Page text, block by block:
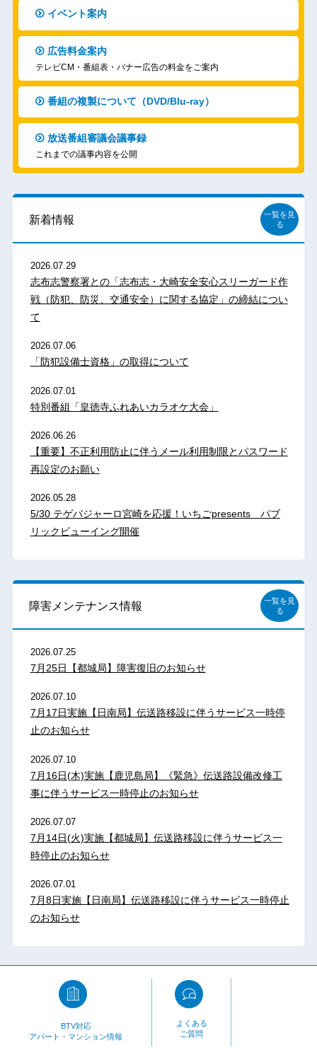
イベント案内
広告料金案内
テレビCM・番組表・バナー広告の料金をご案内
番組の複製について（DVD/Blu-ray）
放送番組審議会議事録
これまでの議事内容を公開
新着情報
一覧を見
る
2026.07.29
志布志警察署との「志布志・大崎安全安心スリーガード作
戦（防犯、防災、交通安全）に関する協定」の締結につい
て
2026.07.06
「防犯設備士資格」の取得について
2026.07.01
特別番組「皇徳寺ふれあいカラオケ大会」
2026.06.26
【重要】不正利用防止に伴うメール利用制限とパスワード
再設定のお願い
2026.05.28
5/30 テゲバジャーロ宮崎を応援！いちごpresents パブ
リックビューイング開催
障害メンテナンス情報
一覧を見
る
2026.07.25
7月25日【都城局】障害復旧のお知らせ
2026.07.10
7月17日実施【日南局】伝送路移設に伴うサービス一時停
止のお知らせ
2026.07.10
7月16日(木)実施【鹿児島局】《緊急》伝送路設備改修工
事に伴うサービス一時停止のお知らせ
2026.07.07
7月14日(火)実施【都城局】伝送路移設に伴うサービス一
時停止のお知らせ
2026.07.01
7月8日実施【日南局】伝送路移設に伴うサービス一時停止
のお知らせ
BTV対応
アパート・マンション情報
よくある
ご質問